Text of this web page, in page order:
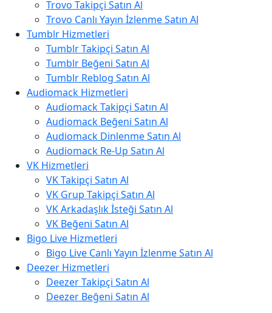
Trovo Takipçi Satın Al
Trovo Canlı Yayın İzlenme Satın Al
Tumblr Hizmetleri
Tumblr Takipçi Satın Al
Tumblr Beğeni Satın Al
Tumblr Reblog Satın Al
Audiomack Hizmetleri
Audiomack Takipçi Satın Al
Audiomack Beğeni Satın Al
Audiomack Dinlenme Satın Al
Audiomack Re-Up Satın Al
VK Hizmetleri
VK Takipçi Satın Al
VK Grup Takipçi Satın Al
VK Arkadaşlık İsteği Satın Al
VK Beğeni Satın Al
Bigo Live Hizmetleri
Bigo Live Canlı Yayın İzlenme Satın Al
Deezer Hizmetleri
Deezer Takipçi Satın Al
Deezer Beğeni Satın Al